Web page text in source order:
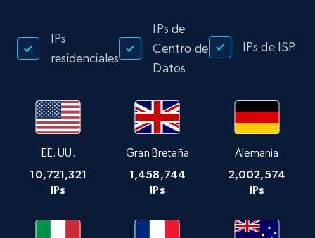
IPs
residenciales
IPs de
Centro de
Datos
IPs de ISP
EE. UU.
10,721,321
IPs
Gran Bretaña
1,458,744
IPs
Alemania
2,002,574
IPs